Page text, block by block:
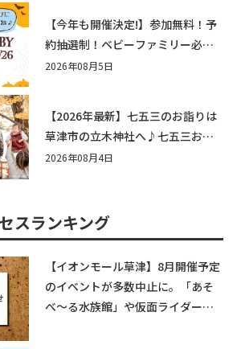
【今年も開催決定!】参加無料！予
約抽選制！ベビーファミリー必見
☆入場無料☆10/29(木)30(金)ママ
2026年08月5日
【2026年最新】七五三のお詣りは
草津市の立木神社へ♪七五三お祝
い企画をご紹介！
2026年08月4日
スランキング
【イオンモール草津】8月開催予定
のイベントが多数中止に。「あそ
べ〜る水族館」や仮面ライダーシ